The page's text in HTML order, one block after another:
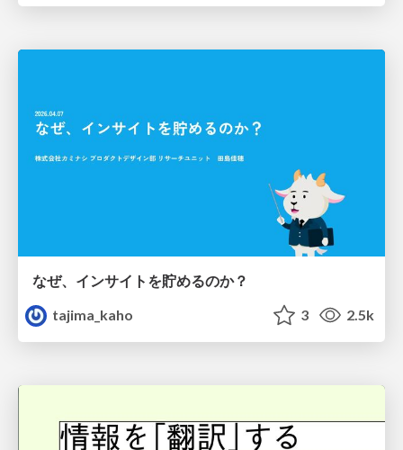
なぜ、インサイトを貯めるのか？
tajima_kaho
3 2.5k